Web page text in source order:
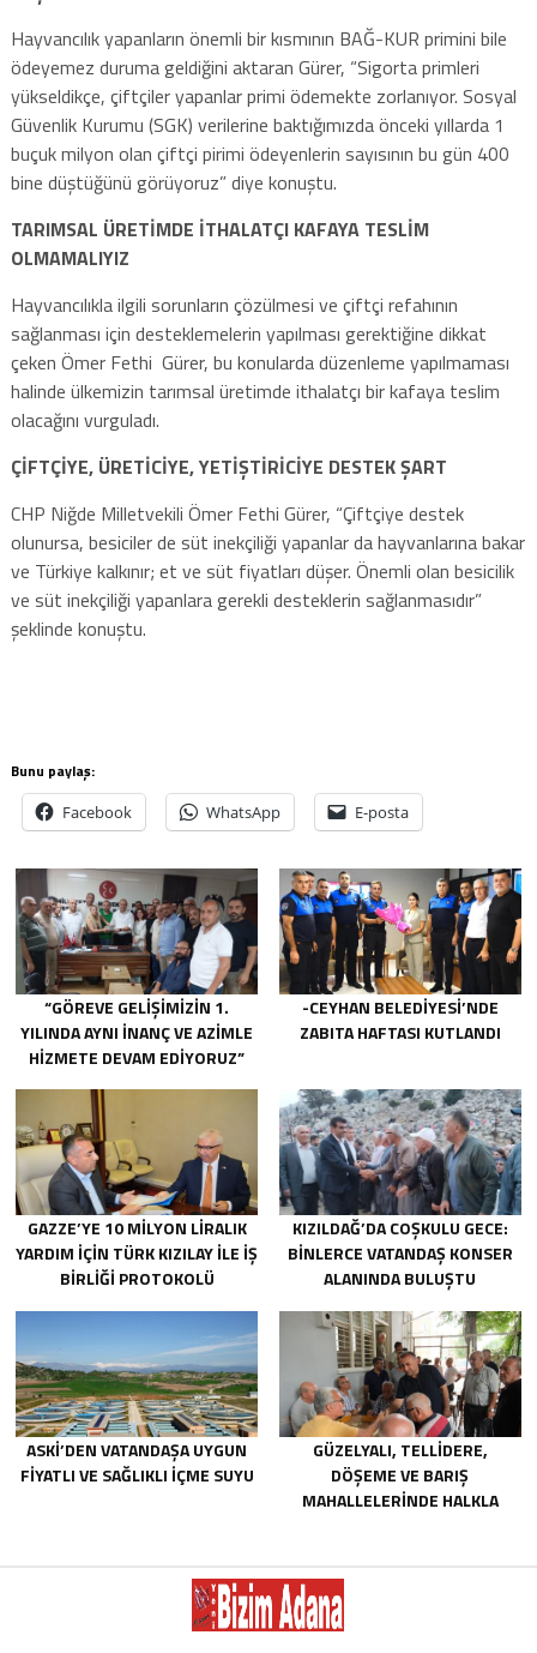
Hayvancılık yapanların önemli bir kısmının BAĞ-KUR primini bile
ödeyemez duruma geldiğini aktaran Gürer, “Sigorta primleri
yükseldikçe, çiftçiler yapanlar primi ödemekte zorlanıyor. Sosyal
Güvenlik Kurumu (SGK) verilerine baktığımızda önceki yıllarda 1
buçuk milyon olan çiftçi pirimi ödeyenlerin sayısının bu gün 400
bine düştüğünü görüyoruz” diye konuştu.
TARIMSAL ÜRETİMDE İTHALATÇI KAFAYA TESLİM
OLMAMALIYIZ
Hayvancılıkla ilgili sorunların çözülmesi ve çiftçi refahının
sağlanması için desteklemelerin yapılması gerektiğine dikkat
çeken Ömer Fethi Gürer, bu konularda düzenleme yapılmaması
halinde ülkemizin tarımsal üretimde ithalatçı bir kafaya teslim
olacağını vurguladı.
ÇİFTÇİYE, ÜRETİCİYE, YETİŞTİRİCİYE DESTEK ŞART
CHP Niğde Milletvekili Ömer Fethi Gürer, “Çiftçiye destek
olunursa, besiciler de süt inekçiliği yapanlar da hayvanlarına bakar
ve Türkiye kalkınır; et ve süt fiyatları düşer. Önemli olan besicilik
ve süt inekçiliği yapanlara gerekli desteklerin sağlanmasıdır”
şeklinde konuştu.
Bunu paylaş:
Facebook WhatsApp E-posta
“GÖREVE GELIŞIMIZIN 1.
YILINDA AYNI INANÇ VE AZIMLE
HIZMETE DEVAM EDIYORUZ”
-CEYHAN BELEDIYESI’NDE
ZABITA HAFTASI KUTLANDI
GAZZE’YE 10 MILYON LIRALIK
YARDIM IÇIN TÜRK KIZILAY ILE IŞ
BIRLIĞI PROTOKOLÜ
KIZILDAĞ’DA COŞKULU GECE:
BINLERCE VATANDAŞ KONSER
ALANINDA BULUŞTU
ASKİ’DEN VATANDAŞA UYGUN
FIYATLI VE SAĞLIKLI IÇME SUYU
GÜZELYALI, TELLIDERE,
DÖŞEME VE BARIŞ
MAHALLELERINDE HALKLA